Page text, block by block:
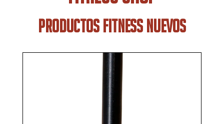
PRODUCTOS FITNESS NUEVOS